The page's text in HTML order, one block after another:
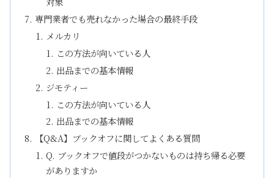
専門業者でも売れなかった場合の最終手段
メルカリ
この方法が向いている人
出品までの基本情報
ジモティー
この方法が向いている人
出品までの基本情報
【Q&A】ブックオフに関してよくある質問
Q. ブックオフで値段がつかないものは持ち帰る必要
がありますか